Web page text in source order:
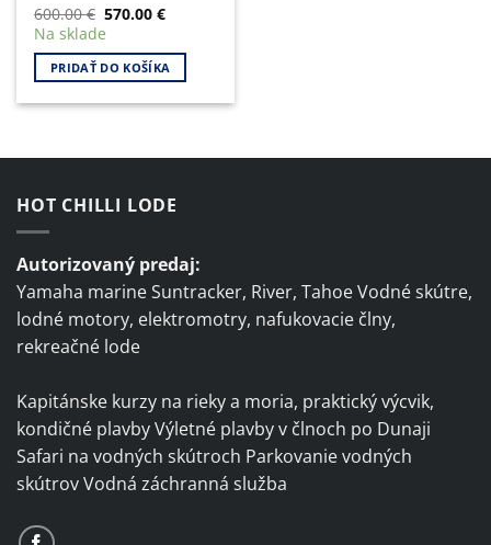
600.00€ Original
price
was:
600.00 €.
570.00€Current
price
570.00 €.
Na sklade
PRIDAŤ DO KOŠÍKA
HOT CHILLI LODE
Autorizovaný predaj:
Yamaha marine Suntracker, River, Tahoe Vodné skútre,
lodné motory, elektromotry, nafukovacie člny,
rekreačné lode
Kapitánske kurzy na rieky a moria, praktický výcvik,
kondičné plavby Výletné plavby v člnoch po Dunaji
Safari na vodných skútroch Parkovanie vodných
skútrov Vodná záchranná služba